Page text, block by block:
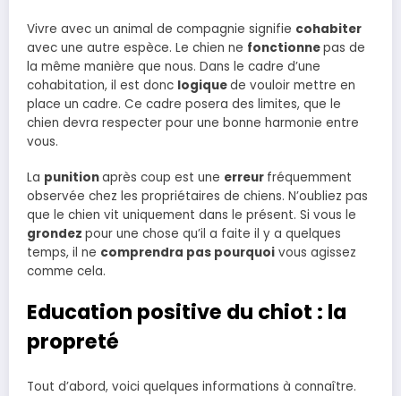
Vivre avec un animal de compagnie signifie cohabiter
avec une autre espèce. Le chien ne fonctionnepas de
la même manière que nous. Dans le cadre d’une
cohabitation, il est donc logiquede vouloir mettre en
place un cadre. Ce cadre posera des limites, que le
chien devra respecter pour une bonne harmonie entre
vous.
La punitionaprès coup est une erreur fréquemment
observée chez les propriétaires de chiens. N’oubliez pas
que le chien vit uniquement dans le présent. Si vous le
grondez pour une chose qu’il a faite il y a quelques
temps, il ne comprendra pas pourquoi vous agissez
comme cela.
Education positive du chiot : la
propreté
Tout d’abord, voici quelques informations à connaître.